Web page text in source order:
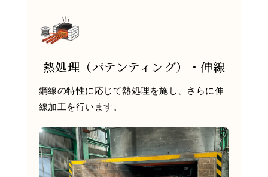
熱処理（パテンティング）・伸線
鋼線の特性に応じて熱処理を施し、さらに伸
線加工を行います。